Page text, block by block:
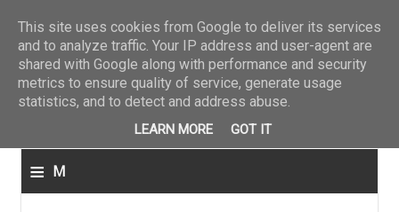
≡ M
This site uses cookies from Google to deliver its services
and to analyze traffic. Your IP address and user-agent are
shared with Google along with performance and security
metrics to ensure quality of service, generate usage
statistics, and to detect and address abuse.
LEARN MORE GOT IT